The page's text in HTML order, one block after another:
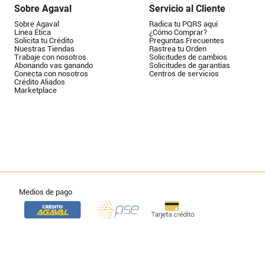
Sobre Agaval
Sobre Agaval
Línea Ética
Solicita tu Crédito
Nuestras Tiendas
Trabaje con nosotros
Abonando vas ganando
Conecta con nosotros
Crédito Aliados
Marketplace
Servicio al Cliente
Radica tu PQRS aquí
¿Cómo Comprar?
Preguntas Frecuentes
Rastrea tu Orden
Solicitudes de cambios
Solicitudes de garantías
Centros de servicios
Medios de pago